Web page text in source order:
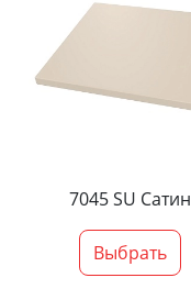
7045 SU Сатин
Выбрать